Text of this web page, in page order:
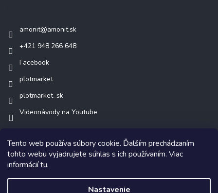
Tento web používa súbory cookie. Ďalším prechádzaním
tohto webu vyjadrujete súhlas s ich používaním. Viac
informáciítu.
Nastavenie
amonit@amonit.sk
+421 948 266 648
Facebook
plotmarket
plotmarket_sk
Videonávody na Youtube
Copyright 2026AMONIT.sk. Všetky práva vyhradené.